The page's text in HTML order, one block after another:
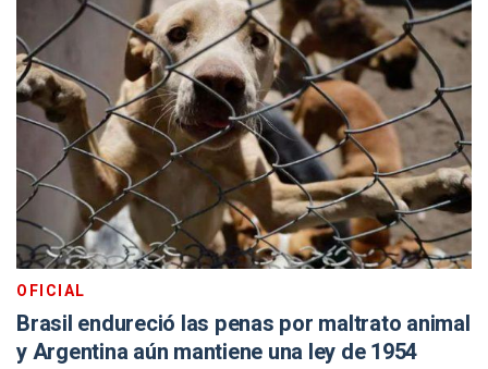
OFICIAL
Brasil endureció las penas por maltrato animal
y Argentina aún mantiene una ley de 1954